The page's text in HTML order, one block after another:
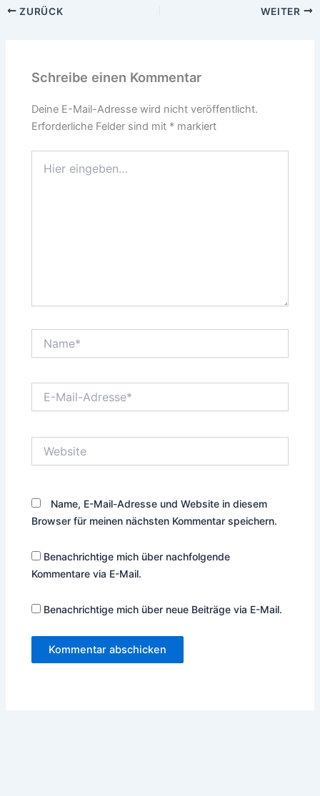
ZURÜCK WEITER
Schreibe einen Kommentar
Deine E-Mail-Adresse wird nicht veröffentlicht.
Erforderliche Felder sind mit * markiert
eingeben…
Mail-
Name, E-Mail-Adresse und Website in diesem
Browser für meinen nächsten Kommentar speichern.
Benachrichtige mich über nachfolgende
Kommentare via E-Mail.
Benachrichtige mich über neue Beiträge via E-Mail.